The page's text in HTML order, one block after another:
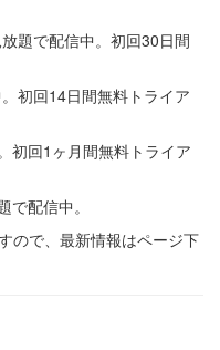
放題で配信中。初回30日間
初回14日間無料トライア
初回1ヶ月間無料トライア
で配信中。
ので、最新情報はページ下